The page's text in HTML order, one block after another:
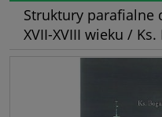
Struktury parafialne
XVII-XVIII wieku / Ks.